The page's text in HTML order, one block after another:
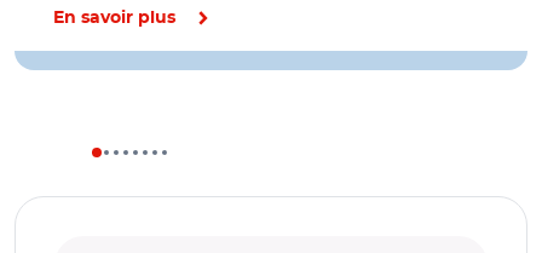
En savoir plus